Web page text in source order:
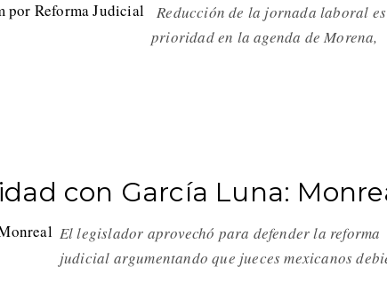
Reducción de la jornada laboral
prioridad en la agenda de Morena,
con García Luna:
El legislador aprovechó para defender la reforma
judicial argumentando que jueces mexicanos